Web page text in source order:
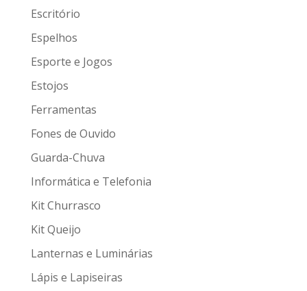
Escritório
Espelhos
Esporte e Jogos
Estojos
Ferramentas
Fones de Ouvido
Guarda-Chuva
Informática e Telefonia
Kit Churrasco
Kit Queijo
Lanternas e Luminárias
Lápis e Lapiseiras